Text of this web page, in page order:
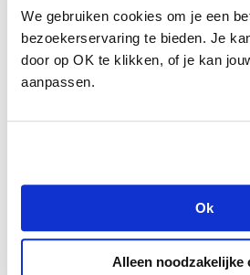
We gebruiken cookies om je een
bezoekerservaring te bieden. Je
door op OK te klikken, of je kan
aanpassen.
Ok
Alleen noodzakelijke